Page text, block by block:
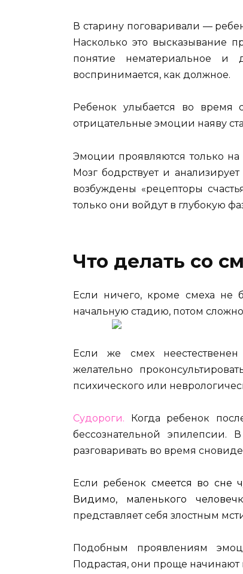
В старину поговаривали —
Насколько это высказывание
понятие нематериальное
воспринимается, как должное.
Ребенок улыбается во
отрицательные эмоции наяву
Эмоции проявляются только на
Мозг бодрствует и
возбуждены «рецепторы
только они войдут в глубокую
Что делать со
Если ничего, кроме смеха не
начальную стадию, потом
Если же смех
желательно
психического или
Судороги. Когда ребенок
бессознательной эпилепсии.
разговаривать во время
Если ребенок смеется во сне
Видимо, маленького
представляет себя злостным
Подобным проявлениям
Подрастая, они проще начинают